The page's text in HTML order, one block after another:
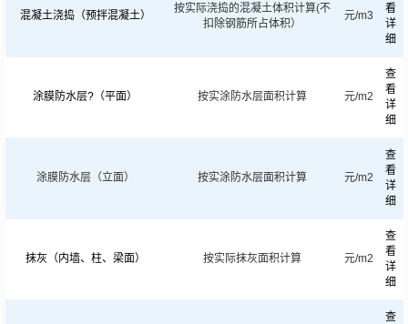
混凝土浇捣（预拌混凝土）
按实际浇捣的混凝土体积计算(不
扣除钢筋所占体积）
元/m3
看
详
细
涂膜防水层?（平面） 按实涂防水层面积计算 元/m2
查
看
详
细
涂膜防水层（立面） 按实涂防水层面积计算 元/m2
查
看
详
细
抹灰（内墙、柱、梁面） 按实际抹灰面积计算 元/m2
查
看
详
细
查